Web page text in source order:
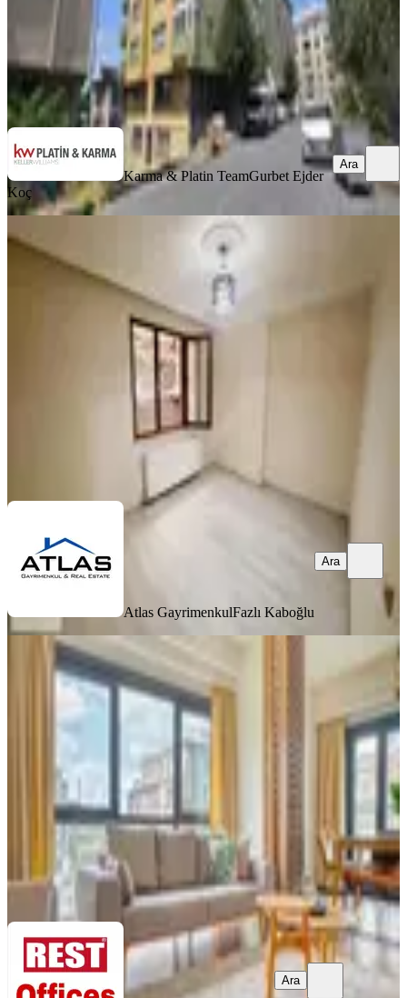
Karma & Platin TeamGurbet Ejder Koç
Ara
Karma & Platin TeamGurbet Ejder
Koç
Ara
4.levent Metroya 10 Dk 1+1 Kiralık
Kağıthane, Çeliktepe Mahallesi
1+1·65 m²·Yüksek giriş
28.000 ₺
Fazlı Kaboğlu
Atlas GayrimenkulFazlı Kaboğlu
Ara
Avangart Rezidans Da Kapalı
Mutfaklı Balkonlu Kiralık Daire
Kağıthane, Seyrantepe Mahallesi
110 m²· 1. Kat 06.08.2026
125.000 ₺
Arife Kayadibi
Ara